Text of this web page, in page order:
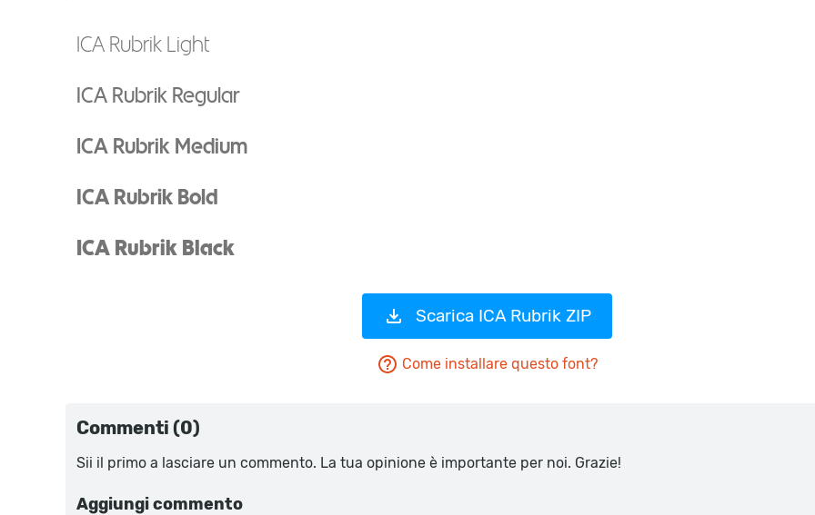
Scarica ICA Rubrik ZIP
Come installare questo font?
Commenti (0)
Sii il primo a lasciare un commento. La tua opinione è importante per noi. Grazie!
Aggiungi commento